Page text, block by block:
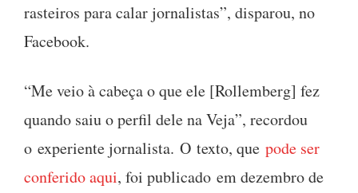
rasteiros para calar jornalistas”, disparou, no
Facebook.
“Me veio à cabeça o que ele [Rollemberg] fez
quando saiu o perfil dele na Veja”, recordou
o experiente jornalista. O texto, que pode ser
conferido aqui, foi publicado em dezembro de